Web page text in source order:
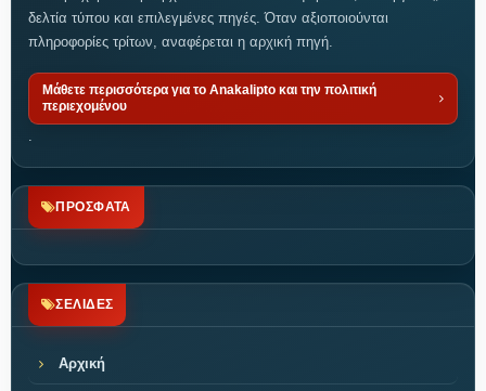
δελτία τύπου και επιλεγμένες πηγές. Όταν αξιοποιούνται
πληροφορίες τρίτων, αναφέρεται η αρχική πηγή.
Μάθετε περισσότερα για το Anakalipto και την πολιτική
περιεχομένου
.
ΠΡΟΣΦΑΤΑ
ΣΕΛΙΔΕΣ
Αρχική